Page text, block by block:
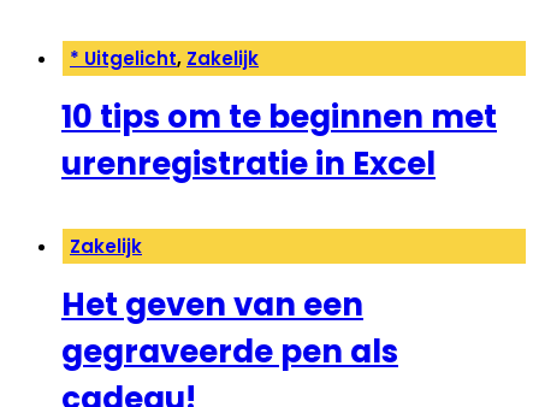
* Uitgelicht, Zakelijk
10 tips om te beginnen met
urenregistratie in Excel
Zakelijk
Het geven van een
gegraveerde pen als
cadeau!